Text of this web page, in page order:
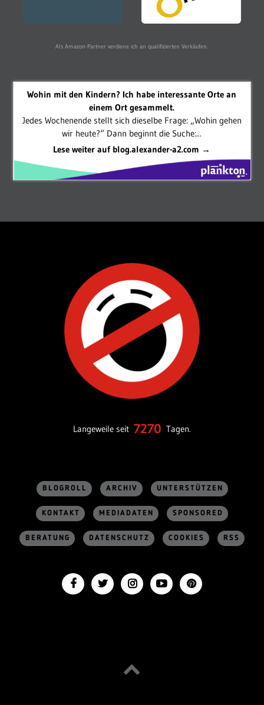
Als Amazon-Partner verdiene ich an qualifizierten Verkäufen.
Wohin mit den Kindern? Ich habe interessante Orte an
einem Ort gesammelt.
Jedes Wochenende stellt sich dieselbe Frage: „Wohin gehen
wir heute?“ Dann beginnt die Suche:...
Lese weiter auf blog.alexander-a2.com →
Langeweile seit 7270 Tagen.
BLOGROLL ARCHIV UNTERSTÜTZEN
KONTAKT MEDIADATEN SPONSORED
BERATUNG DATENSCHUTZ COOKIES RSS